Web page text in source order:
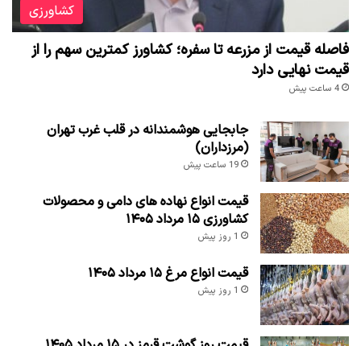
کشاورزی
فاصله قیمت از مزرعه تا سفره؛ کشاورز کمترین سهم را از
قیمت نهایی دارد
4 ساعت پیش
جابجایی هوشمندانه در قلب غرب تهران
(مرزداران)
19 ساعت پیش
قیمت انواع نهاده های دامی و محصولات
کشاورزی ۱۵ مرداد ۱۴۰۵
1 روز پیش
قیمت انواع مرغ ۱۵ مرداد ۱۴۰۵
1 روز پیش